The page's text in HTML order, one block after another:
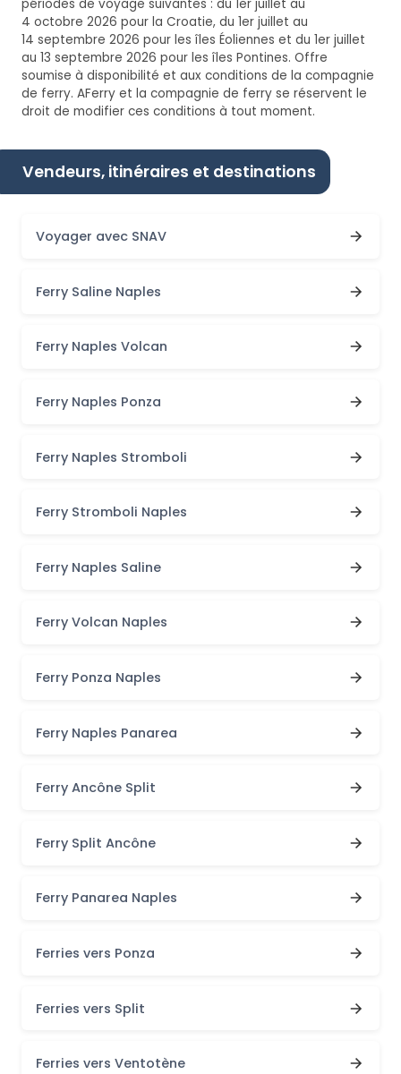
périodes de voyage suivantes : du 1er juillet au
4 octobre 2026 pour la Croatie, du 1er juillet au
14 septembre 2026 pour les îles Éoliennes et du 1er juillet
au 13 septembre 2026 pour les îles Pontines. Offre
soumise à disponibilité et aux conditions de la compagnie
de ferry. AFerry et la compagnie de ferry se réservent le
droit de modifier ces conditions à tout moment.
Vendeurs, itinéraires et destinations
Voyager avec SNAV
Ferry Saline Naples
Ferry Naples Volcan
Ferry Naples Ponza
Ferry Naples Stromboli
Ferry Stromboli Naples
Ferry Naples Saline
Ferry Volcan Naples
Ferry Ponza Naples
Ferry Naples Panarea
Ferry Ancône Split
Ferry Split Ancône
Ferry Panarea Naples
Ferries vers Ponza
Ferries vers Split
Ferries vers Ventotène